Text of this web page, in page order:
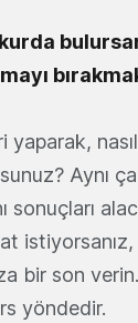
yaparak,
Aynı
sonuçları
bir son
yöndedir.